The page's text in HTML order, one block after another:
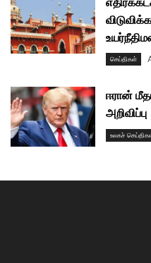
செய்திகள்
ஈரான்
அறிவிப்பு
உலகச்